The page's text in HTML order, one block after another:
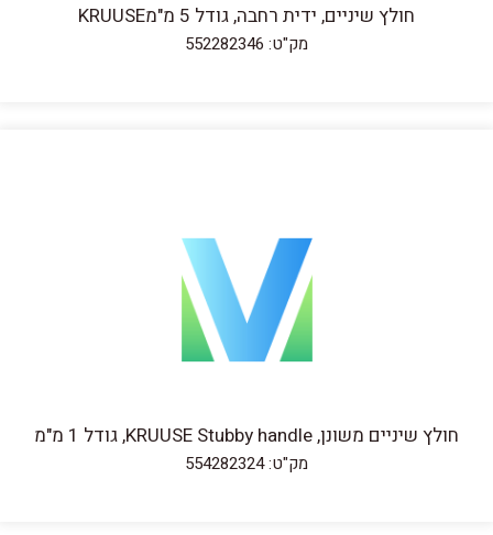
חולץ שיניים, ידית רחבה, גודל 5 מ"מKRUUSE
מק"ט: 552282346
חולץ שיניים משונן, KRUUSE Stubby handle, גודל 1 מ"מ
מק"ט: 554282324